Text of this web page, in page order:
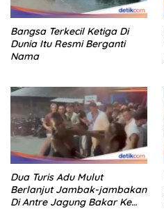
Bangsa Terkecil Ketiga Di
Dunia Itu Resmi Berganti
Nama
Dua Turis Adu Mulut
Berlanjut Jambak-jambakan
Di Antre Jagung Bakar Ke